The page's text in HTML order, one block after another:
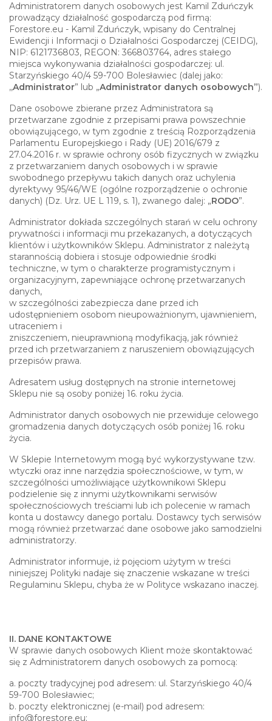
Administratorem danych osobowych jest Kamil Zduńczyk
prowadzący działalność gospodarczą pod firmą:
Forestore.eu - Kamil Zduńczyk, wpisany do Centralnej
Ewidencji i Informacji o Działalności Gospodarczej (CEIDG),
NIP: 6121736803, REGON: 366803764, adres stałego
miejsca wykonywania działalności gospodarczej: ul.
Starzyńskiego 40/4 59-700 Bolesławiec (dalej jako:
,,Administrator” lub „Administrator danych osobowych”).
Dane osobowe zbierane przez Administratora są
przetwarzane zgodnie z przepisami prawa powszechnie
obowiązującego, w tym zgodnie z treścią Rozporządzenia
Parlamentu Europejskiego i Rady (UE) 2016/679 z
27.04.2016 r. w sprawie ochrony osób fizycznych w związku
z przetwarzaniem danych osobowych i w sprawie
swobodnego przepływu takich danych oraz uchylenia
dyrektywy 95/46/WE (ogólne rozporządzenie o ochronie
danych) (Dz. Urz. UE L 119, s. 1), zwanego dalej: „RODO”.
Administrator dokłada szczególnych starań w celu ochrony
prywatności i informacji mu przekazanych, a dotyczących
klientów i użytkowników Sklepu. Administrator z należytą
starannością dobiera i stosuje odpowiednie środki
techniczne, w tym o charakterze programistycznym i
organizacyjnym, zapewniające ochronę przetwarzanych
danych,
w szczególności zabezpiecza dane przed ich
udostępnieniem osobom nieupoważnionym, ujawnieniem,
utraceniem i
zniszczeniem, nieuprawnioną modyfikacją, jak również
przed ich przetwarzaniem z naruszeniem obowiązujących
przepisów prawa.
Adresatem usług dostępnych na stronie internetowej
Sklepu nie są osoby poniżej 16. roku życia.
Administrator danych osobowych nie przewiduje celowego
gromadzenia danych dotyczących osób poniżej 16. roku
życia.
W Sklepie Internetowym mogą być wykorzystywane tzw.
wtyczki oraz inne narzędzia społecznościowe, w tym, w
szczególności umożliwiające użytkownikowi Sklepu
podzielenie się z innymi użytkownikami serwisów
społecznościowych treściami lub ich polecenie w ramach
konta u dostawcy danego portalu. Dostawcy tych serwisów
mogą również przetwarzać dane osobowe jako samodzielni
administratorzy.
Administrator informuje, iż pojęciom użytym w treści
niniejszej Polityki nadaje się znaczenie wskazane w treści
Regulaminu Sklepu, chyba że w Polityce wskazano inaczej.
II. DANE KONTAKTOWE
W sprawie danych osobowych Klient może skontaktować
się z Administratorem danych osobowych za pomocą:
a. poczty tradycyjnej pod adresem: ul. Starzyńskiego 40/4
59-700 Bolesławiec;
b. poczty elektronicznej (e-mail) pod adresem:
info@forestore.eu;